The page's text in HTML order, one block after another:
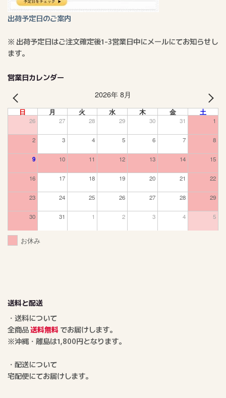
出荷予定日のご案内
※ 出荷予定日はご注文確定後1-3営業日中にメールにてお知らせし
ます。
営業日カレンダー
2026年 8月
日 月 火 水 木 金 土
26 27 28 29 30 31 1
2 3 4 5 6 7 8
9 10 11 12 13 14 15
16 17 18 19 20 21 22
23 24 25 26 27 28 29
30 31 1 2 3 4 5
お休み
送料と配送
・送料について
全商品送料無料でお届けします。
※沖縄・離島は1,800円となります。
・配送について
宅配便にてお届けします。